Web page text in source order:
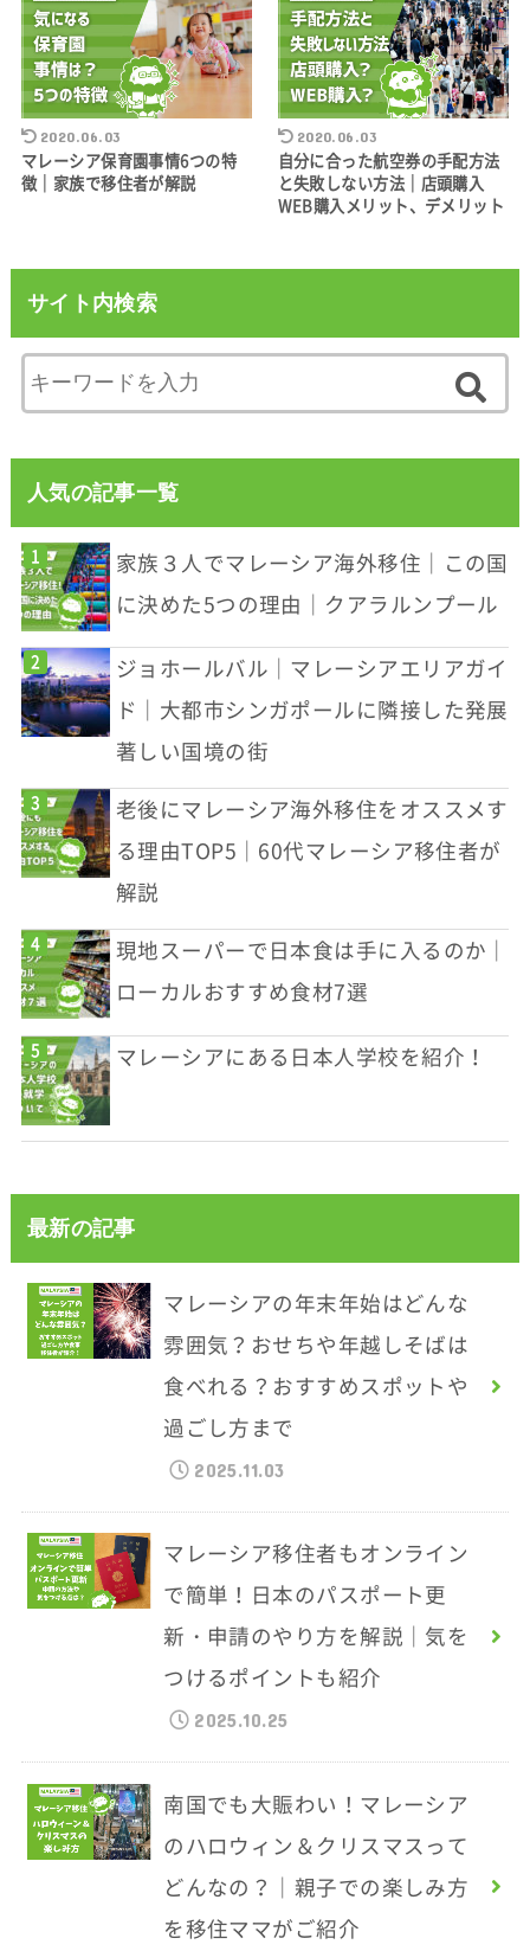
2020.06.03
マレーシア保育園事情6つの特
徴｜家族で移住者が解説
2020.06.03
自分に合った航空券の手配方法
と失敗しない方法｜店頭購入
WEB購入メリット、デメリット
サイト内検索
人気の記事一覧
家族３人でマレーシア海外移住｜この国
に決めた5つの理由｜クアラルンプール
ジョホールバル｜マレーシアエリアガイ
ド｜大都市シンガポールに隣接した発展
著しい国境の街
老後にマレーシア海外移住をオススメす
る理由TOP5｜60代マレーシア移住者が
解説
現地スーパーで日本食は手に入るのか｜
ローカルおすすめ食材7選
マレーシアにある日本人学校を紹介！
最新の記事
マレーシアの年末年始はどんな
雰囲気？おせちや年越しそばは
食べれる？おすすめスポットや
過ごし方まで
2025.11.03
マレーシア移住者もオンライン
で簡単！日本のパスポート更
新・申請のやり方を解説｜気を
つけるポイントも紹介
2025.10.25
南国でも大賑わい！マレーシア
のハロウィン＆クリスマスって
どんなの？｜親子での楽しみ方
を移住ママがご紹介